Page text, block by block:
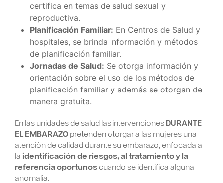
certifica en temas de salud sexual y
reproductiva.
Planificación Familiar: En Centros de Salud y
hospitales, se brinda información y métodos
de planificación familiar.
Jornadas de Salud: Se otorga información y
orientación sobre el uso de los métodos de
planificación familiar y además se otorgan de
manera gratuita.
En las unidades de salud las intervencionesDURANTE
EL EMBARAZOpretenden otorgar a las mujeres una
atención de calidad durante su embarazo, enfocada a
la identificación de riesgos, al tratamiento y la
referencia oportunoscuando se identifica alguna
anomalía.